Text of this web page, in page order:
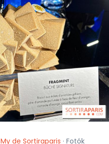
My de Sortiraparis · Fotók